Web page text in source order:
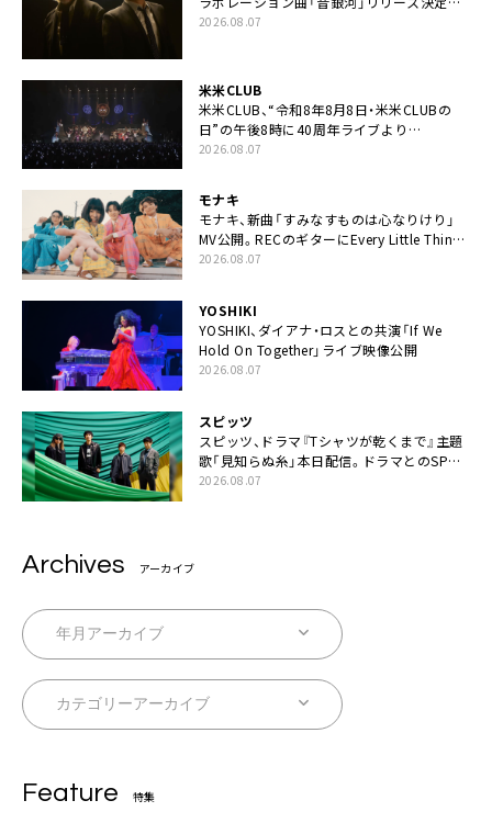
カップリングには新曲「命の宿り」収録も
2026.08.07
米米CLUB
米米CLUB、“令和8年8月8日・米米CLUBの
日”の午後8時に40周年ライブより
「FANtachy medley」を88年限定公開
2026.08.07
モナキ
モナキ、新曲「すみなすものは心なりけり」
MV公開。RECのギターにEvery Little Thing・
伊藤一朗参加も
2026.08.07
YOSHIKI
YOSHIKI、ダイアナ・ロスとの共演「If We
Hold On Together」ライブ映像公開
2026.08.07
スピッツ
スピッツ、ドラマ『Tシャツが乾くまで』主題
歌「見知らぬ糸」本日配信。ドラマとのSPコ
ラボムービー公開も
2026.08.07
Archives アーカイブ
Feature 特集